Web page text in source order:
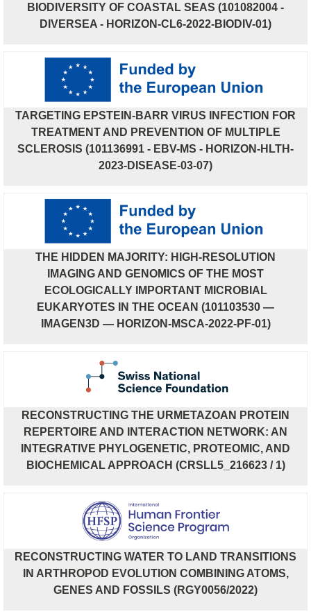
BIODIVERSITY OF COASTAL SEAS (101082004 -
DIVERSEA - HORIZON-CL6-2022-BIODIV-01)
TARGETING EPSTEIN-BARR VIRUS INFECTION FOR
TREATMENT AND PREVENTION OF MULTIPLE
SCLEROSIS (101136991 - EBV-MS - HORIZON-HLTH-
2023-DISEASE-03-07)
THE HIDDEN MAJORITY: HIGH-RESOLUTION
IMAGING AND GENOMICS OF THE MOST
ECOLOGICALLY IMPORTANT MICROBIAL
EUKARYOTES IN THE OCEAN (101103530 —
IMAGEN3D — HORIZON-MSCA-2022-PF-01)
RECONSTRUCTING THE URMETAZOAN PROTEIN
REPERTOIRE AND INTERACTION NETWORK: AN
INTEGRATIVE PHYLOGENETIC, PROTEOMIC, AND
BIOCHEMICAL APPROACH (CRSLL5_216623 / 1)
RECONSTRUCTING WATER TO LAND TRANSITIONS
IN ARTHROPOD EVOLUTION COMBINING ATOMS,
GENES AND FOSSILS (RGY0056/2022)